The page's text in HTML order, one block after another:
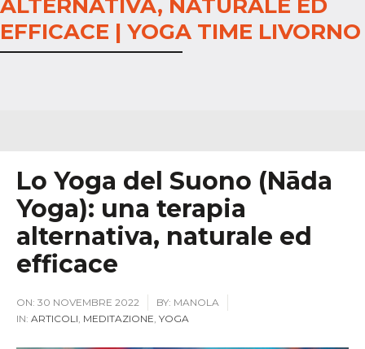
ALTERNATIVA, NATURALE ED
EFFICACE | YOGA TIME LIVORNO
Lo Yoga del Suono (Nāda
Yoga): una terapia
alternativa, naturale ed
efficace
ON: 30 NOVEMBRE 2022 BY: MANOLA
IN: ARTICOLI, MEDITAZIONE, YOGA